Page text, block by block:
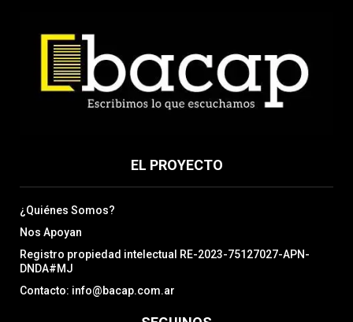
EL PROYECTO
¿Quiénes Somos?
Nos Apoyan
Registro propiedad intelectual RE-2023-75127027-APN-
DNDA#MJ
Contacto: info@bacap.com.ar